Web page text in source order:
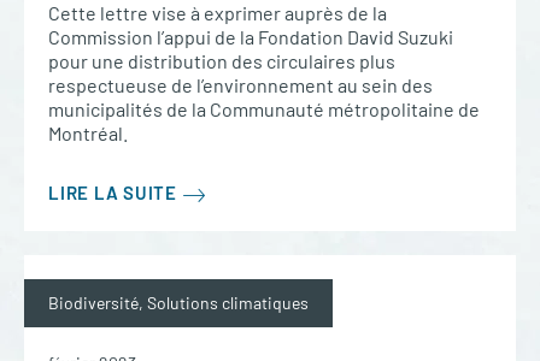
Cette lettre vise à exprimer auprès de la
Commission l’appui de la Fondation David Suzuki
pour une distribution des circulaires plus
respectueuse de l’environnement au sein des
municipalités de la Communauté métropolitaine de
Montréal.
LIRE LA SUITE
Biodiversité, Solutions climatiques